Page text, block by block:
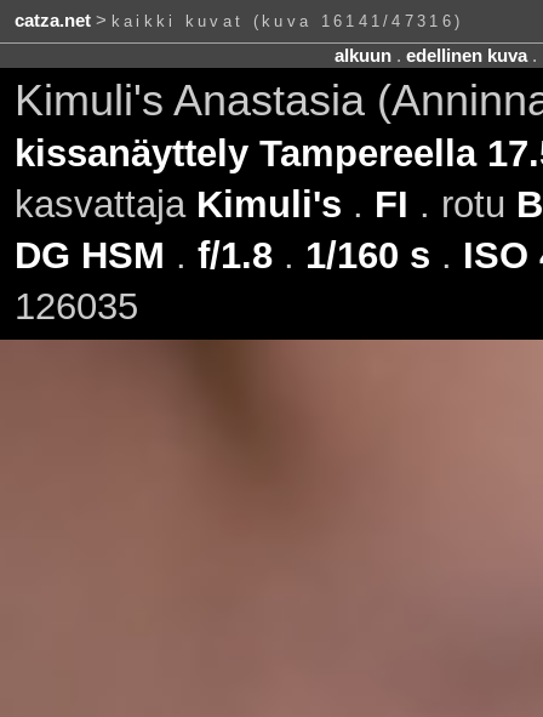
catza.net> kaikki kuvat (kuva 16141/47316)
alkuun. edellinen kuva.
Kimuli's Anastasia
kissanäyttely Tampereella
kasvattaja Kimuli's . FI . rotu
DG HSM . f/1.8. 1/160 s . ISO
126035